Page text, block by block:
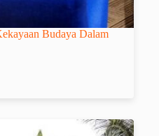
Budaya Dalam